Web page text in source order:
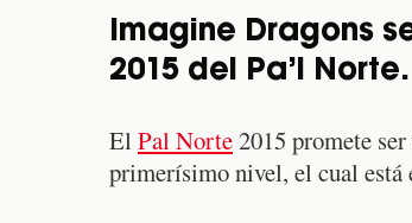
Imagine Dragons
2015 del Pa’l Norte.
El Pal Norte2015 promete
primerísimo nivel, el cual está